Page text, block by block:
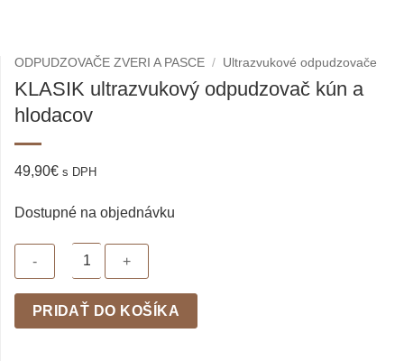
ODPUDZOVAČE ZVERI A PASCE / Ultrazvukové odpudzovače
KLASIK ultrazvukový odpudzovač kún a
hlodacov
49,90€ s DPH
Dostupné na objednávku
množstvo
PRIDAŤ DO KOŠÍKA